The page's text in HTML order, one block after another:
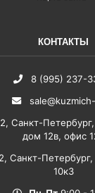
КОНТАКТЫ
8 (995) 237-
, Санкт-Петербург,
дом 12в, офис
, Санкт-Петербург,
10к3